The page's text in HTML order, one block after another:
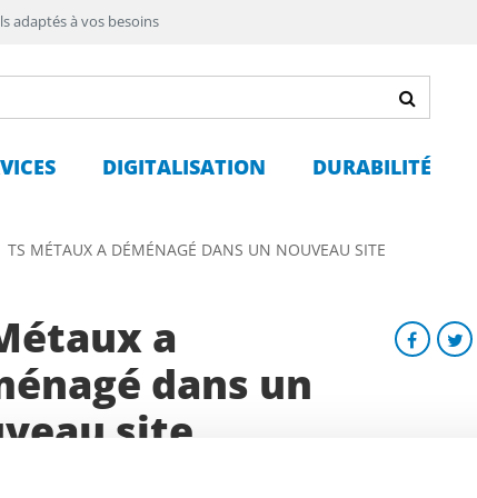
adaptés à vos besoins
DIGITALISATION DURABILITÉ
TS MÉTAUX A DÉMÉNAGÉ DANS UN NOUVEAU SITE
a
dans un
site